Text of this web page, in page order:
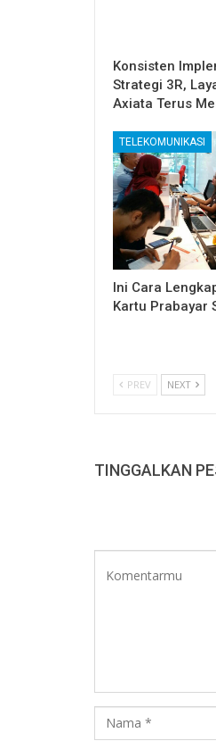
Konsisten
Strategi 3R,
Axiata Terus
TELEKOMUNIKASI
Ini Cara
Kartu Prabayar
PREV NEXT
TINGGALKAN